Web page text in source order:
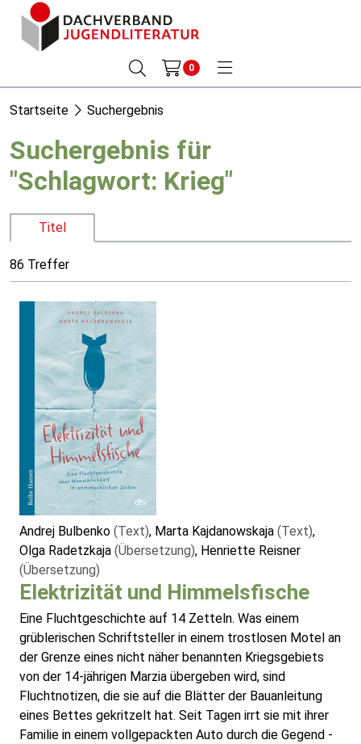
0
Startseite Suchergebnis
Suchergebnis für
"Schlagwort: Krieg"
Titel
86 Treffer
Andrej Bulbenko (Text), Marta Kajdanowskaja (Text),
Olga Radetzkaja (Übersetzung), Henriette Reisner
(Übersetzung)
Elektrizität und Himmelsfische
Eine Fluchtgeschichte auf 14 Zetteln. Was einem
grüblerischen Schriftsteller in einem trostlosen Motel an
der Grenze eines nicht näher benannten Kriegsgebiets
von der 14-jährigen Marzia übergeben wird, sind
Fluchtnotizen, die sie auf die Blätter der Bauanleitung
eines Bettes gekritzelt hat. Seit Tagen irrt sie mit ihrer
Familie in einem vollgepackten Auto durch die Gegend -